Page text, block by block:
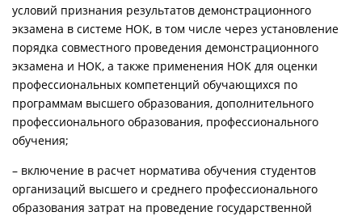
условий признания результатов демонстрационного
экзамена в системе НОК, в том числе через установление
порядка совместного проведения демонстрационного
экзамена и НОК, а также применения НОК для оценки
профессиональных компетенций обучающихся по
программам высшего образования, дополнительного
профессионального образования, профессионального
обучения;
– включение в расчет норматива обучения студентов
организаций высшего и среднего профессионального
образования затрат на проведение государственной